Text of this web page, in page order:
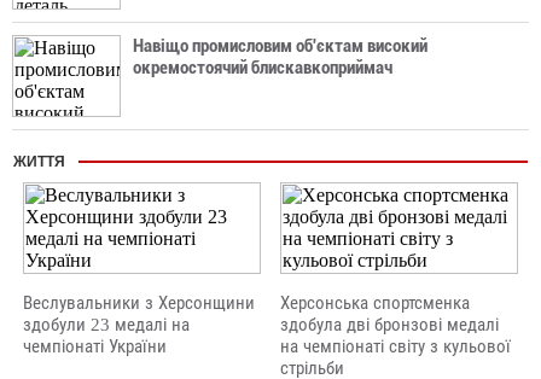
Навіщо промисловим об'єктам високий
окремостоячий блискавкоприймач
ЖИТТЯ
Веслувальники з Херсонщини
здобули 23 медалі на
чемпіонаті України
Херсонська спортсменка
здобула дві бронзові медалі
на чемпіонаті світу з кульової
стрільби